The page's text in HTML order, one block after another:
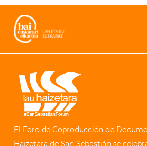
El Foro de Coproducción de
Haizetara de San Sebastián se